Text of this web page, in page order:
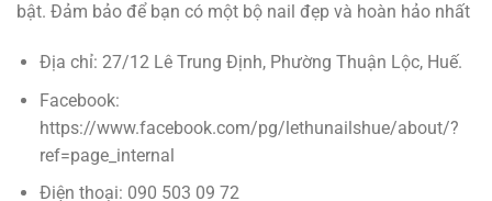
bật. Đảm bảo để bạn có một bộ nail đẹp và hoàn hảo nhất
Địa chỉ: 27/12 Lê Trung Định, Phường Thuận Lộc, Huế.
Facebook:
https://www.facebook.com/pg/lethunailshue/about/?
ref=page_internal
Điện thoại: 090 503 09 72